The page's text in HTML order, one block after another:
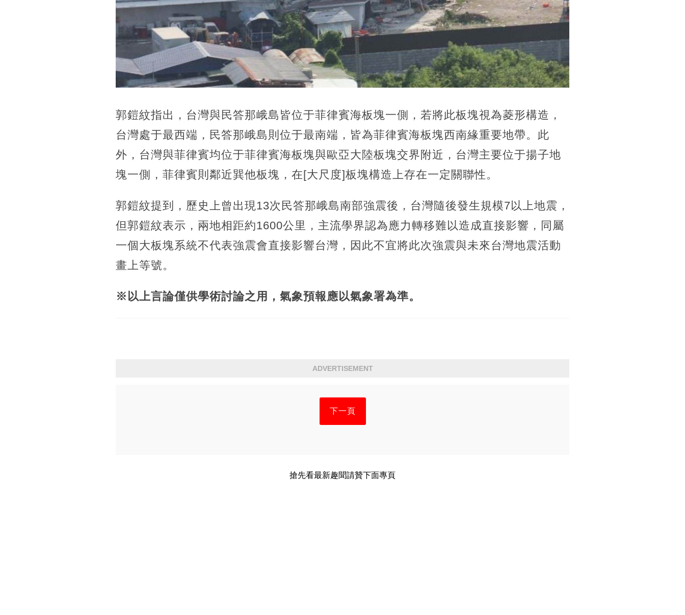
郭鎧紋指出，台灣與民答那峨島皆位于菲律賓海板塊一側，若將此板塊視為菱形構造，
台灣處于最西端，民答那峨島則位于最南端，皆為菲律賓海板塊西南緣重要地帶。此
外，台灣與菲律賓均位于菲律賓海板塊與歐亞大陸板塊交界附近，台灣主要位于揚子地
塊一側，菲律賓則鄰近巽他板塊，在[大尺度]板塊構造上存在一定關聯性。
郭鎧紋提到，歷史上曾出現13次民答那峨島南部強震後，台灣隨後發生規模7以上地震，
但郭鎧紋表示，兩地相距約1600公里，主流學界認為應力轉移難以造成直接影響，同屬
一個大板塊系統不代表強震會直接影響台灣，因此不宜將此次強震與未來台灣地震活動
畫上等號。
※以上言論僅供學術討論之用，氣象預報應以氣象署為準。
ADVERTISEMENT
下一頁
搶先看最新趣聞請贊下面專頁